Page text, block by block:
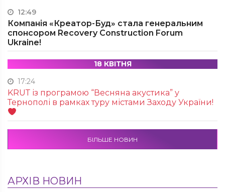
12:49
Компанія «Креатор-Буд» стала генеральним
спонсором Recovery Construction Forum
Ukraine!
18 КВІТНЯ
17:24
KRUТ із програмою “Весняна акустика” у
Тернополі в рамках туру містами Заходу України!
БІЛЬШЕ НОВИН
АРХІВ НОВИН